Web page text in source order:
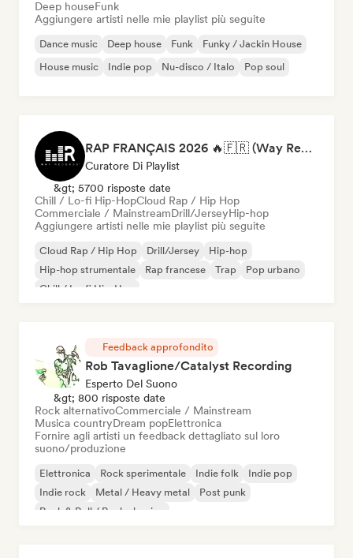
Deep houseFunk
Aggiungere artisti nelle mie playlist più seguite
Dance music Deep house Funk
Funky / Jackin House
House music
Indie pop Nu-disco / Italo Pop soul
RAP FRANÇAIS 2026 🔥🇫🇷 (Way Records)
Curatore Di Playlist
&gt; 5700 risposte date
Chill / Lo-fi Hip-HopCloud Rap / Hip Hop
Commerciale / MainstreamDrill/JerseyHip-hop
Aggiungere artisti nelle mie playlist più seguite
Cloud Rap / Hip Hop Drill/Jersey
Hip-hop
Hip-hop strumentale
Rap francese Trap
Pop urbano
Chill / Lo-fi Hip-Hop
Feedback approfondito
Rob Tavaglione/Catalyst Recording
Esperto Del Suono
&gt; 800 risposte date
Rock alternativoCommerciale / Mainstream
Musica countryDream popElettronica
Fornire agli artisti un feedback dettagliato sul loro
suono/produzione
Elettronica Rock sperimentale Indie folk
Indie pop
Indie rock
Metal / Heavy metal
Post punk
Rock & Roll / Rock classico